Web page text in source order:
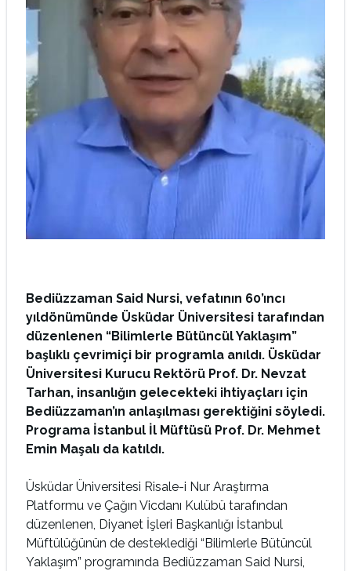
Bediüzzaman Said Nursi, vefatının 60’ıncı
yıldönümünde Üsküdar Üniversitesi tarafından
düzenlenen “Bilimlerle Bütüncül Yaklaşım”
başlıklı çevrimiçi bir programla anıldı. Üsküdar
Üniversitesi Kurucu Rektörü Prof. Dr. Nevzat
Tarhan, insanlığın gelecekteki ihtiyaçları için
Bediüzzaman’ın anlaşılması gerektiğini söyledi.
Programa İstanbul İl Müftüsü Prof. Dr. Mehmet
Emin Maşalı da katıldı.
Üsküdar Üniversitesi Risale-i Nur Araştırma
Platformu ve Çağın Vicdanı Kulübü tarafından
düzenlenen, Diyanet İşleri Başkanlığı İstanbul
Müftülüğünün de desteklediği “Bilimlerle Bütüncül
Yaklaşım” programında Bediüzzaman Said Nursi,